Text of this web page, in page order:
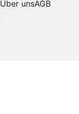
Über unsAGB